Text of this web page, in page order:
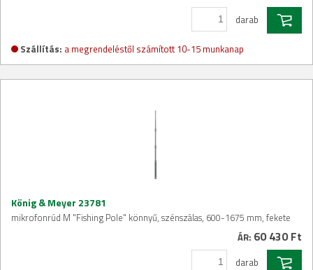
darab
Szállítás: a megrendeléstől számított 10-15 munkanap
König & Meyer 23781
mikrofonrúd M "Fishing Pole" könnyű, szénszálas, 600-1675 mm, fekete
ÁR: 60 430 Ft
darab